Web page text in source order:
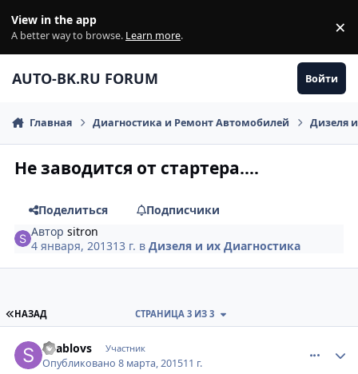
View in the app
A better way to browse. Learn more. ×
AUTO-BK.RU FORUM Войти
Главная Диагностика и Ремонт Автомобилей Дизеля
Не заводится от стартера....
Поделиться
Подписчики
Авторsitron
4 января, 201313 г. вДизеля и их Диагностика
ПЕРВАЯ СТРАНИЦА
НАЗАД СТРАНИЦА 3 ИЗ 3
Shablovs Участник
Опубликовано8 марта, 201511 г.